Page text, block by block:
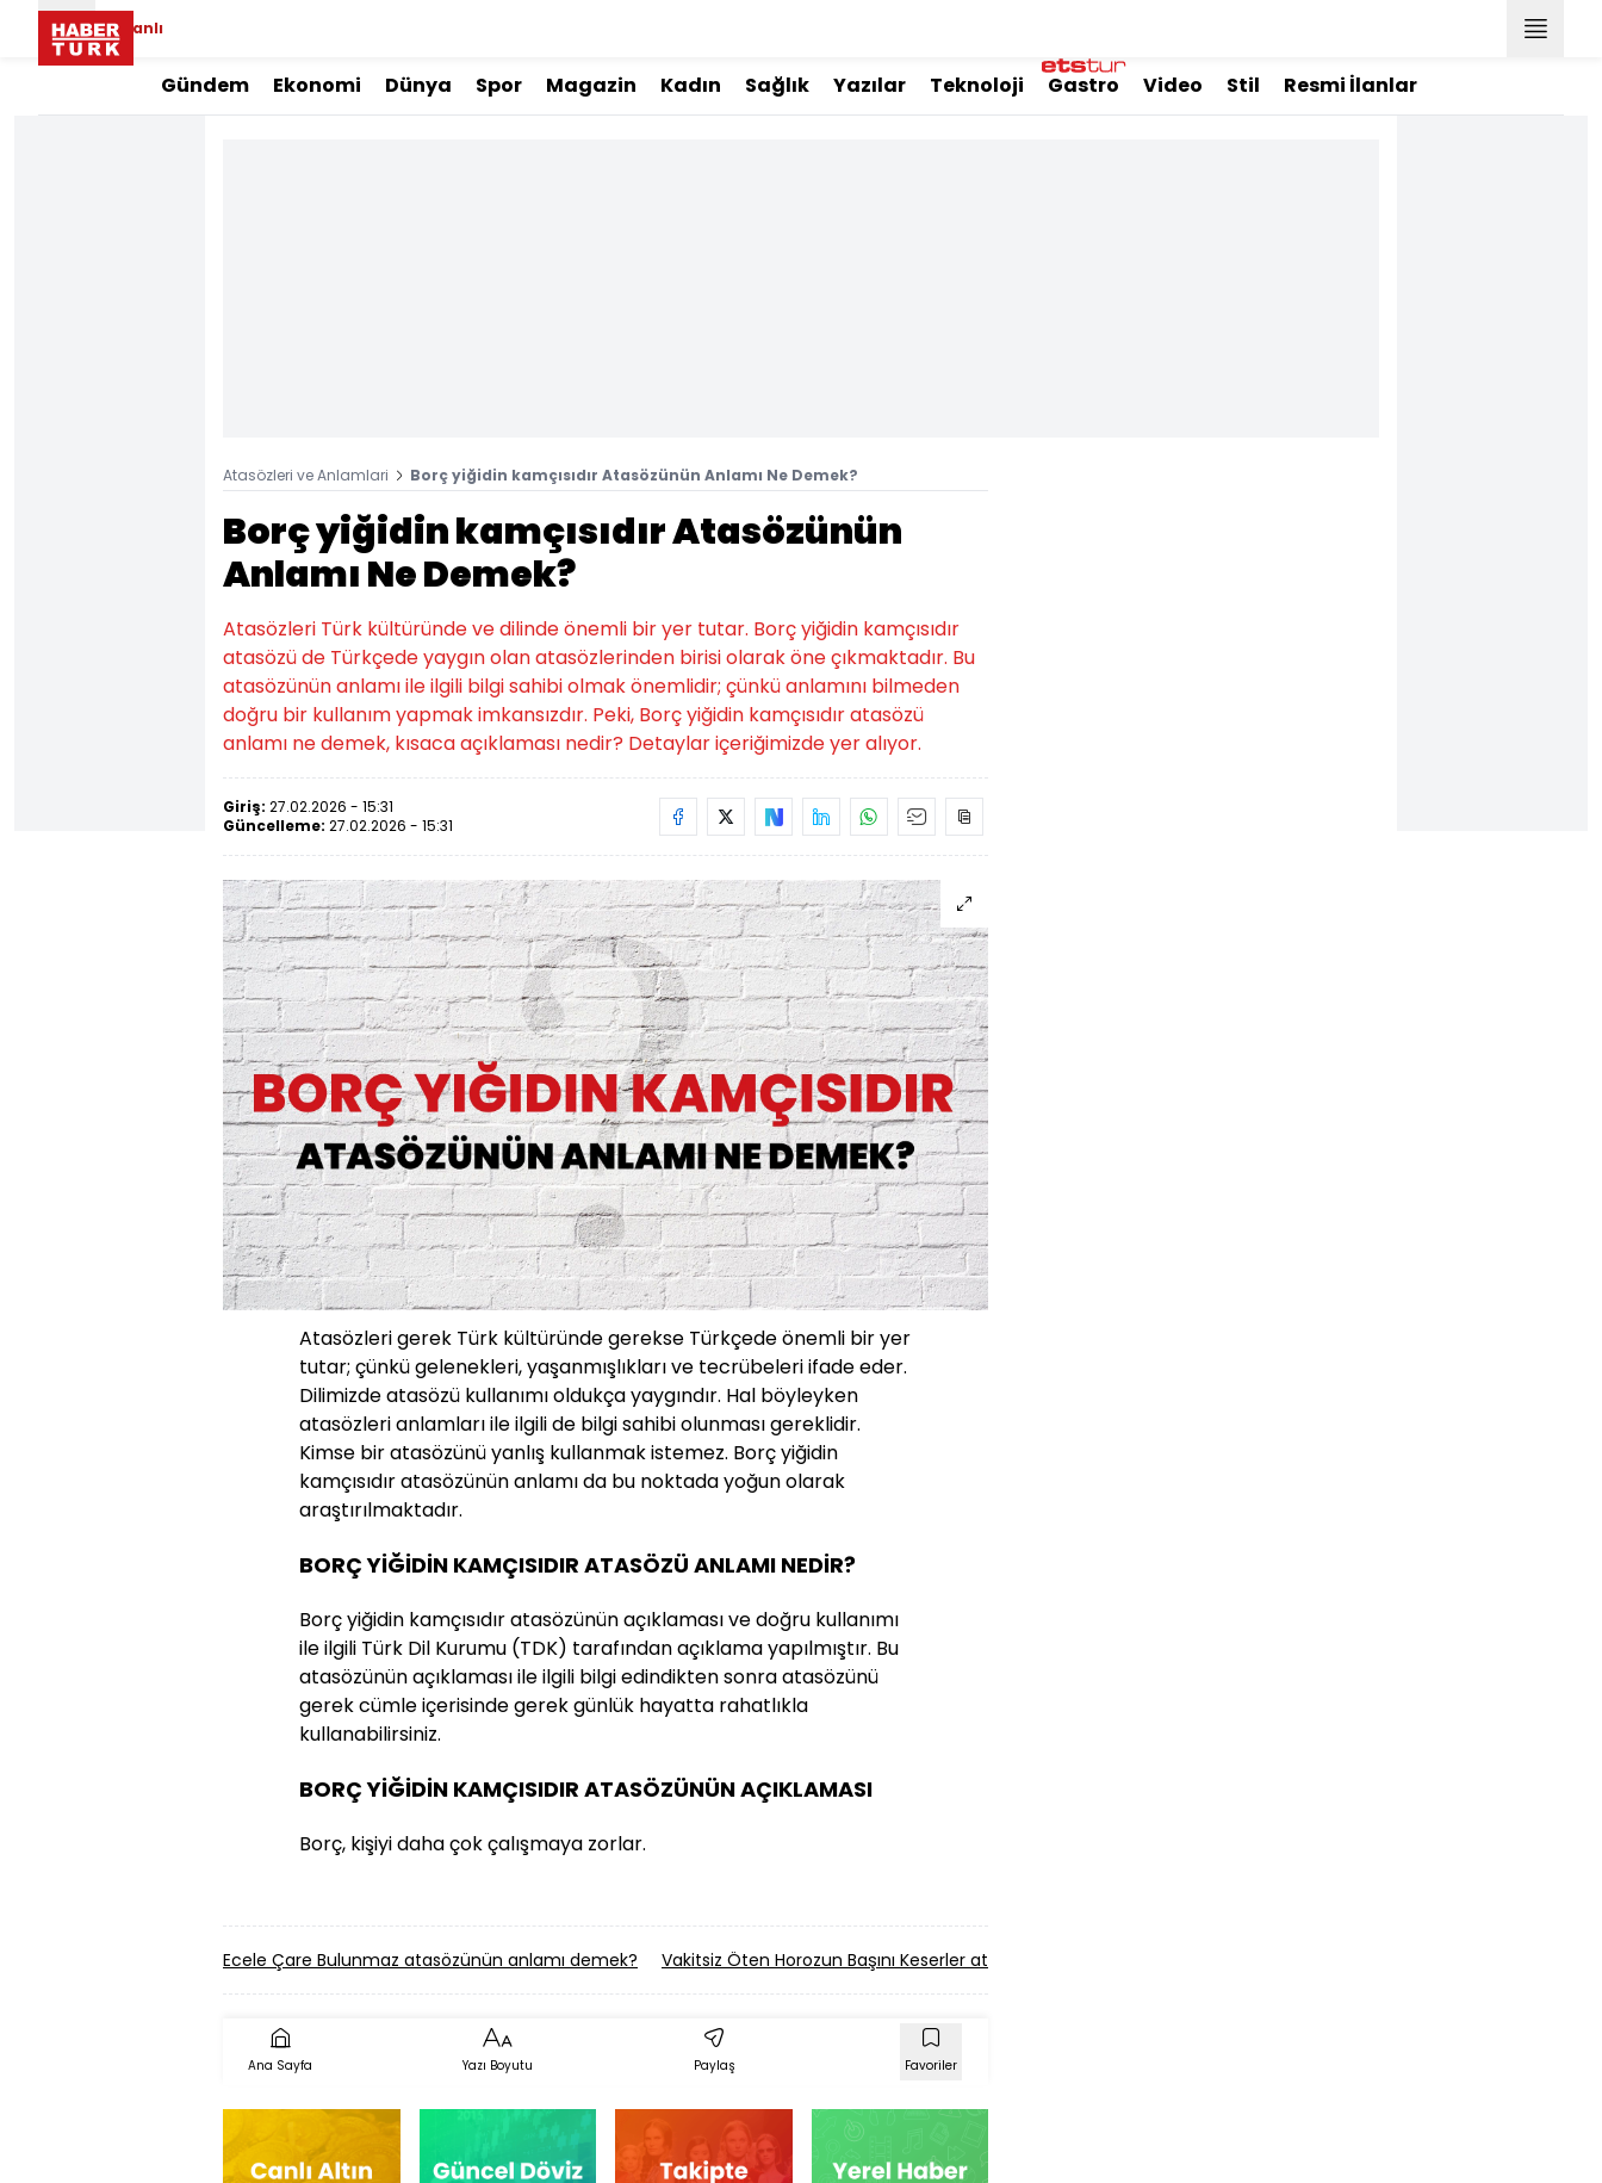
Canlı
Gündem Ekonomi Dünya Spor Magazin Kadın Sağlık Yazılar Teknoloji Gastro Video Stil Resmi İlanlar
Atasözleri ve Anlamlari Borç yiğidin kamçısıdır Atasözünün Anlamı Ne Demek?
Borç yiğidin kamçısıdır Atasözünün
Anlamı Ne Demek?
Atasözleri Türk kültüründe ve dilinde önemli bir yer tutar. Borç yiğidin kamçısıdır
atasözü de Türkçede yaygın olan atasözlerinden birisi olarak öne çıkmaktadır. Bu
atasözünün anlamı ile ilgili bilgi sahibi olmak önemlidir; çünkü anlamını bilmeden
doğru bir kullanım yapmak imkansızdır. Peki, Borç yiğidin kamçısıdır atasözü
anlamı ne demek, kısaca açıklaması nedir? Detaylar içeriğimizde yer alıyor.
Giriş: 27.02.2026 - 15:31
Güncelleme: 27.02.2026 - 15:31
Atasözleri gerek Türk kültüründe gerekse Türkçede önemli bir yer
tutar; çünkü gelenekleri, yaşanmışlıkları ve tecrübeleri ifade eder.
Dilimizde atasözü kullanımı oldukça yaygındır. Hal böyleyken
atasözleri anlamları ile ilgili de bilgi sahibi olunması gereklidir.
Kimse bir atasözünü yanlış kullanmak istemez. Borç yiğidin
kamçısıdır atasözünün anlamı da bu noktada yoğun olarak
araştırılmaktadır.
BORÇ YİĞİDİN KAMÇISIDIR ATASÖZÜ ANLAMI NEDİR?
Borç yiğidin kamçısıdır atasözünün açıklaması ve doğru kullanımı
ile ilgili Türk Dil Kurumu (TDK) tarafından açıklama yapılmıştır. Bu
atasözünün açıklaması ile ilgili bilgi edindikten sonra atasözünü
gerek cümle içerisinde gerek günlük hayatta rahatlıkla
kullanabilirsiniz.
BORÇ YİĞİDİN KAMÇISIDIR ATASÖZÜNÜN AÇIKLAMASI
Borç, kişiyi daha çok çalışmaya zorlar.
Ecele Çare Bulunmaz atasözünün anlamı demek? Vakitsiz Öten Horozun Başını Keserler atasözünün anlamı demek?
Ana Sayfa Yazı Boyutu Paylaş Favoriler